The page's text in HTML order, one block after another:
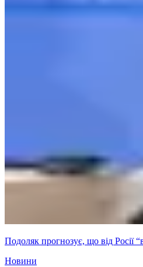
Подоляк прогнозує, що від Росії
Новини